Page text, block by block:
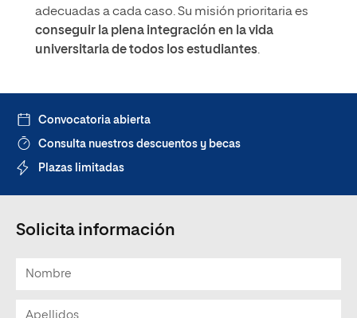
adecuadas a cada caso. Su misión prioritaria es
conseguir la plena integración en la vida
universitaria de todos los estudiantes.
Convocatoria abierta
Consulta nuestros descuentos y becas
Plazas limitadas
Solicita información